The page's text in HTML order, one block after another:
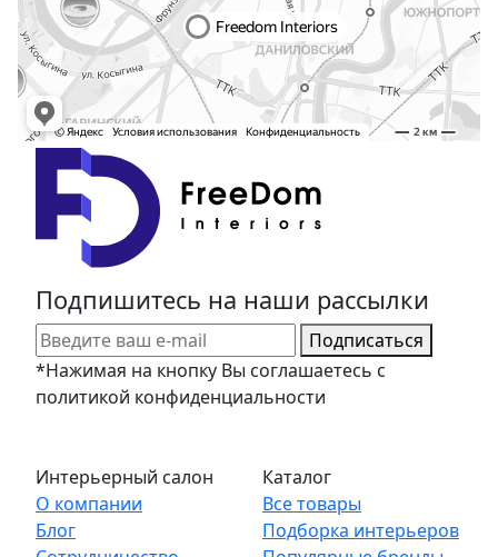
Интерьерный салон
О компании
Блог
Каталог
Все товары
Подборка интерьеров
Подпишитесь на наши рассылки
Подписаться
*Нажимая на кнопку Вы соглашаетесь с
политикой конфиденциальности